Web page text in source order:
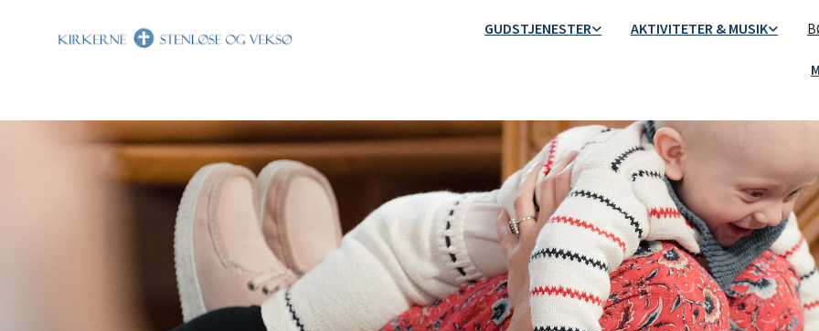
GUDSTJENESTER AKTIVITETER & MUSIK